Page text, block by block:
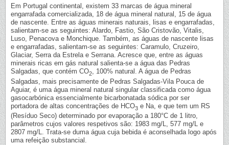
Em Portugal continental, existem 33 marcas de água mineral
engarrafada comercializada, 18 de água mineral natural, 15 de água
de nascente. Entre as águas minerais naturais, lisas e engarrafadas,
salientam-se as seguintes: Alardo, Fastio, São Cristovão, Vitalis,
Luso, Penacova e Monchique. Também, as águas de nascente lisas
e engarrafadas, salientam-se as seguintes: Caramulo, Cruzeiro,
Glaciar, Serra da Estrela e Serrana. Acresce que, entre as águas
minerais ricas em gás natural salienta-se a água das Pedras
Salgadas, que contém CO2, 100% natural. A água de Pedras
Salgadas, mais precisamente de Pedras Salgadas-Vila Pouca de
Aguiar, é uma água mineral natural singular classificada como água
gasocarbónica essencialmente bicarbonatada sódica por ser
portadora de altas concentrações de HCO3 e Na, e que tem um RS
(Resíduo Seco) determinado por evaporação a 180°C de 1 litro,
parâmetros cujos valores respetivos são: 1983 mg/L, 577 mg/L e
2807 mg/L. Trata-se duma água cuja bebida é aconselhada logo após
uma refeição substancial.